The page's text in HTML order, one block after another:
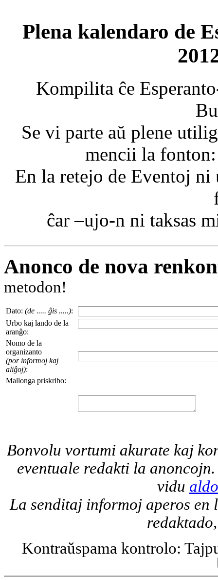
Plena kalendaro de
Kompilita ĉe
Se vi parte aŭ plene
mencii la
En la retejo de Eventoj
ĉar –ujo-n ni taksas
Anonco de nova
metodon!
Dato: (de ..... ĝis .....):
Urbo kaj lando de la
aranĝo:
Nomo de la
organizanto
(por informoj kaj
aliĝoj):
Mallonga priskribo:
Bonvolu vortumi akurate kaj
eventuale redakti la
vidu
La senditaj informoj aperos
Kontraŭspama kontrolo: